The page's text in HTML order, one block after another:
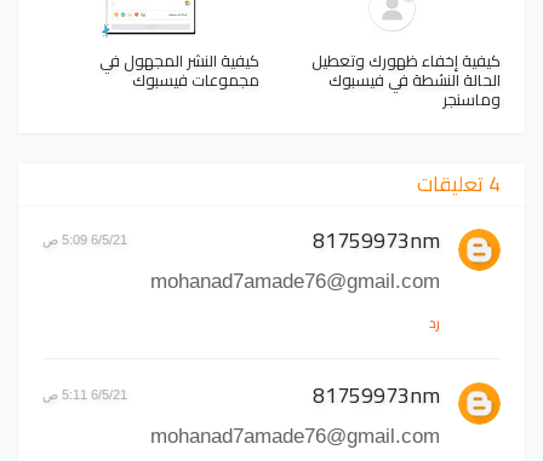
كيفية إخفاء ظهورك وتعطيل
الحالة النشطة في فيسبوك
وماسنجر
كيفية النشر المجهول في
مجموعات فيسبوك
4 تعليقات
81759973nm 6/5/21 5:09 ص
mohanad7amade76@gmail.com
رد
81759973nm 6/5/21 5:11 ص
mohanad7amade76@gmail.com